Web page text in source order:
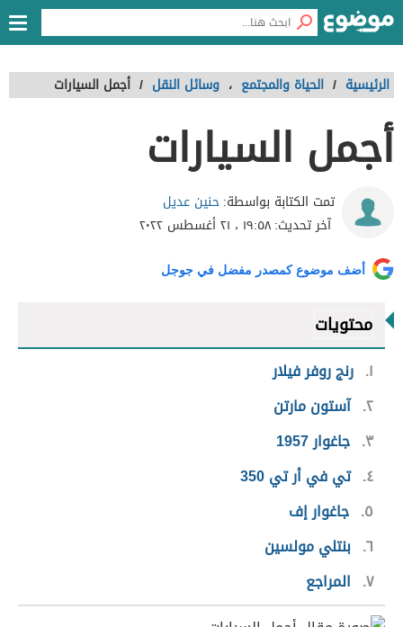
الرئيسية / الحياة والمجتمع ، وسائل النقل / أجمل السيارات
أجمل السيارات
تمت الكتابة بواسطة:حنين عديل
آخر تحديث:١٩:٥٨ ، ٢١ أغسطس ٢٠٢٢
أضف موضوع كمصدر مفضل في جوجل
محتويات
١ رنج روفر فيلار
٢ آستون مارتن
٣ جاغوار 1957
٤ تي في أر تي 350
٥ جاغوار إف
٦ بنتلي مولسين
٧ المراجع